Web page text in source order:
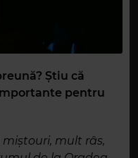
Știu că
pentru
mult râs,